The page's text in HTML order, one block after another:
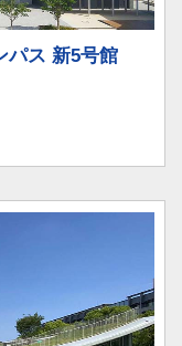
パス 新5号館